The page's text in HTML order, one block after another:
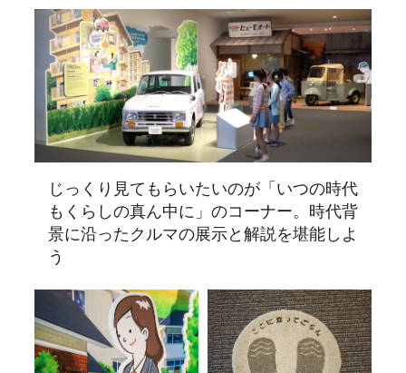
じっくり見てもらいたいのが「いつの時代
もくらしの真ん中に」のコーナー。時代背
景に沿ったクルマの展示と解説を堪能しよ
う